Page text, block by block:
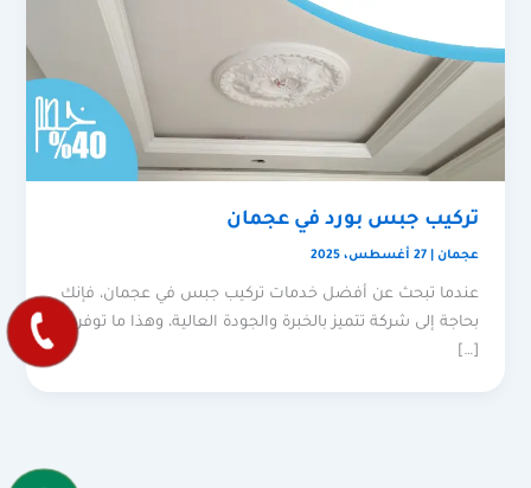
تركيب جبس بورد في عجمان
عجمان |27 أغسطس، 2025
عندما تبحث عن أفضل خدمات تركيب جبس في عجمان، فإنك
بحاجة إلى شركة تتميز بالخبرة والجودة العالية، وهذا ما توفره
[…]